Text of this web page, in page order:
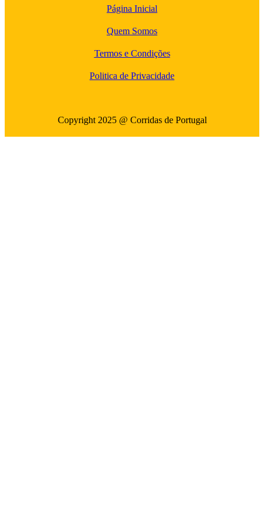
Página Inicial
Quem Somos
Termos e Condições
Politica de Privacidade
Copyright 2025 @ Corridas de Portugal